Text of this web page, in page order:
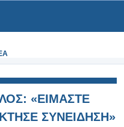
«ΕΙΜΑΣΤΕ
ΣΥΝΕΙΔΗΣΗ»